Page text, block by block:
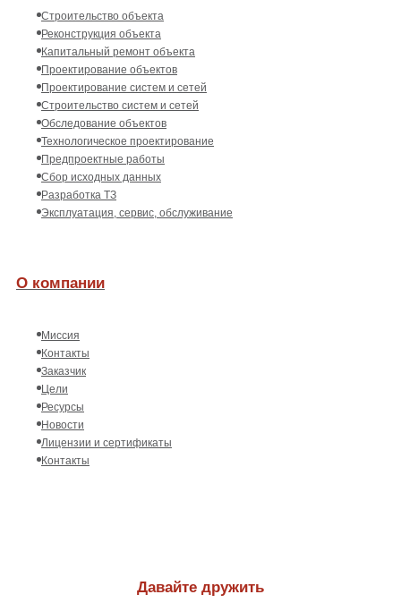
Строительство объекта
Реконструкция объекта
Капитальный ремонт объекта
Проектирование объектов
Проектирование систем и сетей
Строительство систем и сетей
Обследование объектов
Технологическое проектирование
Предпроектные работы
Сбор исходных данных
Разработка ТЗ
Эксплуатация, сервис, обслуживание
О компании
Миссия
Контакты
Заказчик
Цели
Ресурсы
Новости
Лицензии и сертификаты
Контакты
Давайте дружить